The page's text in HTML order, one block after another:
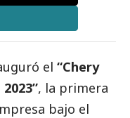
el “Chery
, la primera
bajo el